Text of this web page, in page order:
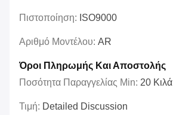
Πιστοποίηση: ISO9000
Αριθμό Μοντέλου: AR
Όροι Πληρωμής Και Αποστολής
Ποσότητα Παραγγελίας Min: 20 Κιλά
Τιμή: Detailed Discussion